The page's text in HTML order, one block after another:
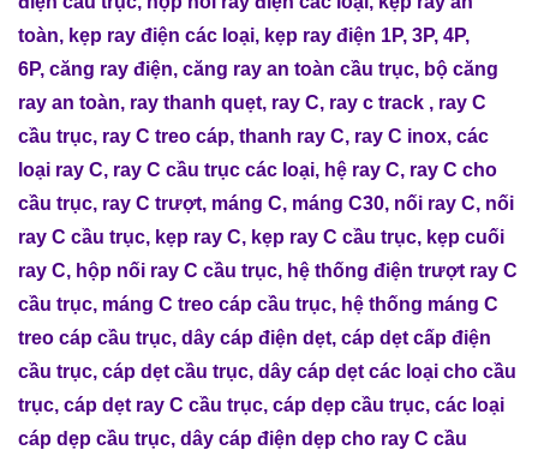
toàn, kẹp ray điện các loại, kẹp ray điện 1P, 3P, 4P,
6P, căng ray điện, căng ray an toàn cầu trục, bộ căng
ray an toàn, ray thanh quẹt, ray C, ray c track , ray C
cầu trục, ray C treo cáp, thanh ray C, ray C inox, các
loại ray C, ray C cầu trục các loại, hệ ray C, ray C cho
cầu trục, ray C trượt, máng C, máng C30, nối ray C, nối
ray C cầu trục, kẹp ray C, kẹp ray C cầu trục, kẹp cuối
ray C, hộp nối ray C cầu trục, hệ thống điện trượt ray C
cầu trục, máng C treo cáp cầu trục, hệ thống máng C
treo cáp cầu trục, dây cáp điện dẹt, cáp dẹt cấp điện
cầu trục, cáp dẹt cầu trục, dây cáp dẹt các loại cho cầu
trục, cáp dẹt ray C cầu trục, cáp dẹp cầu trục, các loại
cáp dẹp cầu trục, dây cáp điện dẹp cho ray C cầu